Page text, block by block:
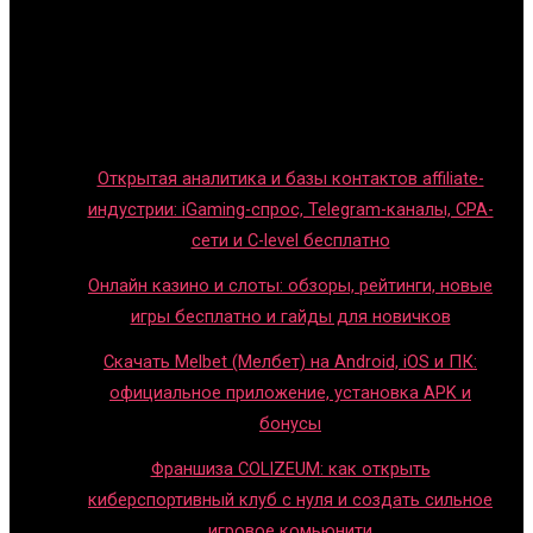
Открытая аналитика и базы контактов affiliate-
индустрии: iGaming-спрос, Telegram-каналы, CPA-
сети и C-level бесплатно
Онлайн казино и слоты: обзоры, рейтинги, новые
игры бесплатно и гайды для новичков
Скачать Melbet (Мелбет) на Android, iOS и ПК:
официальное приложение, установка APK и
бонусы
Франшиза COLIZEUM: как открыть
киберспортивный клуб с нуля и создать сильное